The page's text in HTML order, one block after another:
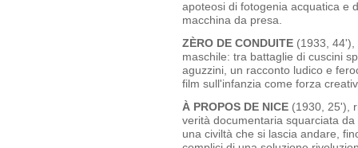
apoteosi di fotogenia acquatica e
macchina da presa.
ZÈRO DE CONDUITE (1933, 44'),
maschile: tra batta­glie di cuscini
aguzzini, un racconto ludico e
film sull'infanzia come forza
À PROPOS DE NICE (1930, 25'),
verità documentaria squarciata
una civiltà che si lascia andare,